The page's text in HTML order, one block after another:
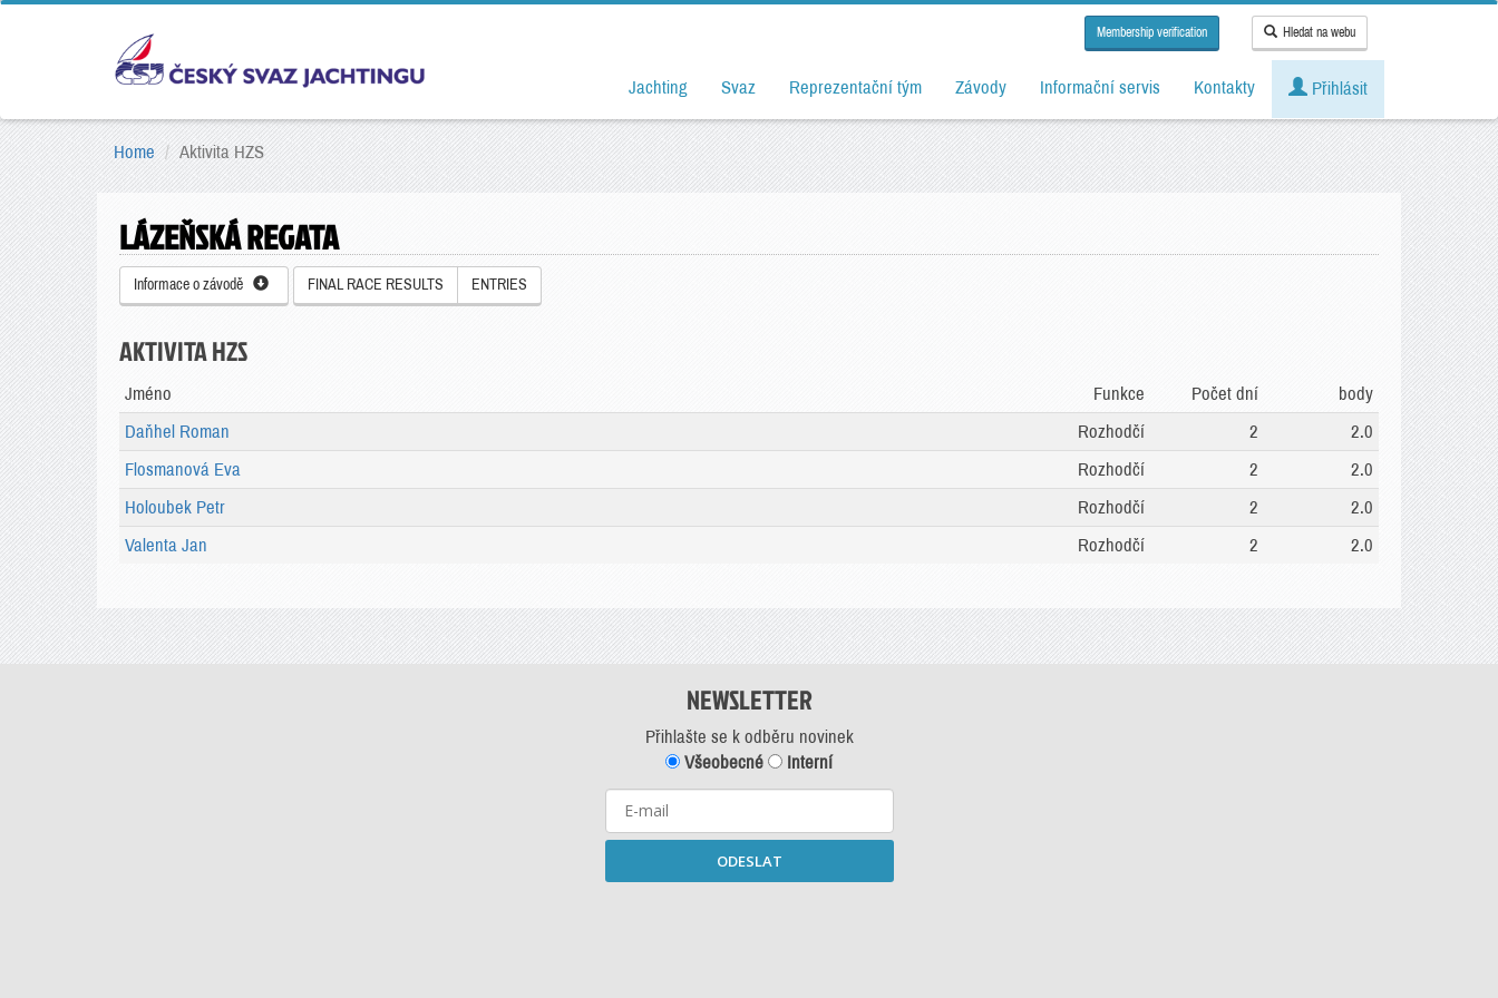
Membership verification Hledat na webu
Jachting Svaz Reprezentační tým Závody Informační servis Kontakty Přihlásit
Home Aktivita HZS
LÁZEŇSKÁ REGATA
Informace o závodě FINAL RACE RESULTS ENTRIES
AKTIVITA HZS
Jméno Funkce Počet dní
body
Daňhel Roman
Rozhodčí 2
2.0
Flosmanová Eva
Rozhodčí 2
2.0
Holoubek Petr
Rozhodčí 2
2.0
Valenta Jan
Rozhodčí 2 2.0
NEWSLETTER
Přihlašte se k odběru novinek
Všeobecné
Interní
ODESLAT